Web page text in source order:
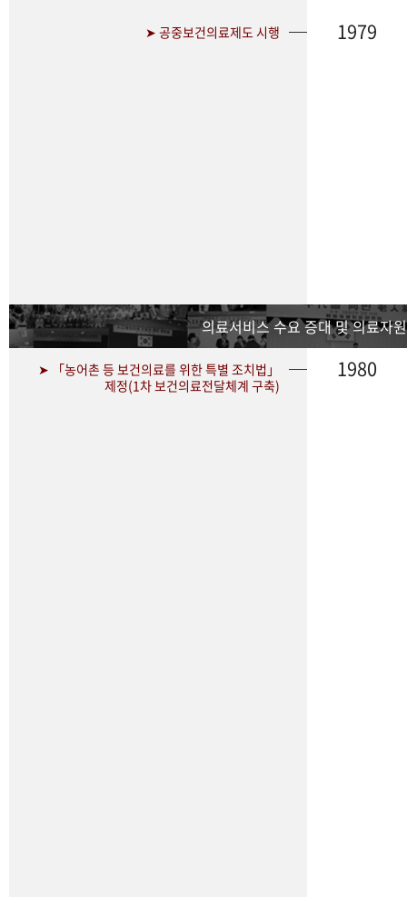
➤ 공중보건의료제도 시행 1979
의료서비스 수요 증대 및 의료자
➤ 「농어촌 등 보건의료를 위한 특별 조치법」
제정(1차 보건의료전달체계 구축)
1980